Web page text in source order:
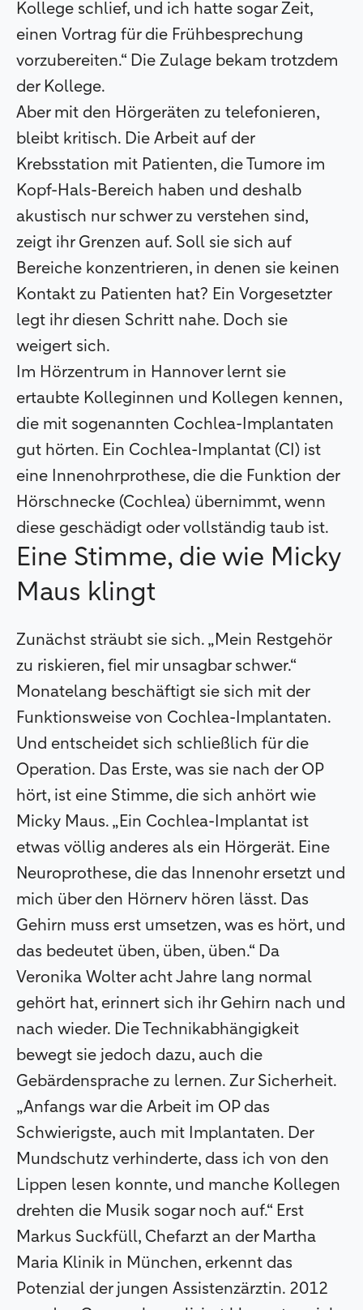
Kollege schlief, und ich hatte sogar Zeit,
einen Vortrag für die Frühbesprechung
vorzubereiten.“ Die Zulage bekam trotzdem
der Kollege.
Aber mit den Hörgeräten zu telefonieren,
bleibt kritisch. Die Arbeit auf der
Krebsstation mit Patienten, die Tumore im
Kopf-Hals-Bereich haben und deshalb
akustisch nur schwer zu verstehen sind,
zeigt ihr Grenzen auf. Soll sie sich auf
Bereiche konzentrieren, in denen sie keinen
Kontakt zu Patienten hat? Ein Vorgesetzter
legt ihr diesen Schritt nahe. Doch sie
weigert sich.
Im Hörzentrum in Hannover lernt sie
ertaubte Kolleginnen und Kollegen kennen,
die mit sogenannten Cochlea-Implantaten
gut hörten. Ein Cochlea-Implantat (CI) ist
eine Innenohrprothese, die die Funktion der
Hörschnecke (Cochlea) übernimmt, wenn
diese geschädigt oder vollständig taub ist.
Eine Stimme, die wie Micky
Maus klingt
Zunächst sträubt sie sich. „Mein Restgehör
zu riskieren, fiel mir unsagbar schwer.“
Monatelang beschäftigt sie sich mit der
Funktionsweise von Cochlea-Implantaten.
Und entscheidet sich schließlich für die
Operation. Das Erste, was sie nach der OP
hört, ist eine Stimme, die sich anhört wie
Micky Maus. „Ein Cochlea-Implantat ist
etwas völlig anderes als ein Hörgerät. Eine
Neuroprothese, die das Innenohr ersetzt und
mich über den Hörnerv hören lässt. Das
Gehirn muss erst umsetzen, was es hört, und
das bedeutet üben, üben, üben.“ Da
Veronika Wolter acht Jahre lang normal
gehört hat, erinnert sich ihr Gehirn nach und
nach wieder. Die Technikabhängigkeit
bewegt sie jedoch dazu, auch die
Gebärdensprache zu lernen. Zur Sicherheit.
„Anfangs war die Arbeit im OP das
Schwierigste, auch mit Implantaten. Der
Mundschutz verhinderte, dass ich von den
Lippen lesen konnte, und manche Kollegen
drehten die Musik sogar noch auf.“ Erst
Markus Suckfüll, Chefarzt an der Martha
Maria Klinik in München, erkennt das
Potenzial der jungen Assistenzärztin. 2012